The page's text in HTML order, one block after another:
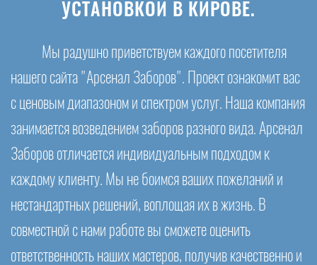
УСТАНОВКОЙ В КИРОВЕ.
Мы радушно приветствуем каждого посетителя
нашего сайта "Арсенал Заборов". Проект ознакомит вас
с ценовым диапазоном и спектром услуг. Наша компания
занимается возведением заборов разного вида. Арсенал
Заборов отличается индивидуальным подходом к
каждому клиенту. Мы не боимся ваших пожеланий и
нестандартных решений, воплощая их в жизнь. В
совместной с нами работе вы сможете оценить
ответственность наших мастеров, получив качественно и